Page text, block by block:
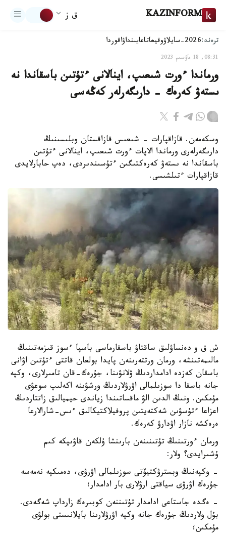
KAZINFORM ق ز
ترەند:2026-سايلاۋ وقيعاتاعايىنداۋاقوردا
08:31, 18 ماۋسىم 2023
ورماندا ءورت شىعىپ، اينالانى ءتۇتىن باسقاندا نە
ىستەۋ كەرەك - دارىگەرلەر كەڭەسى
وسكەمەن. قازاقپارات - شىعىس قازاقستان وبلىسىنىڭ
دارىگەرلەرى ورماندا الاپات ءورت شىعىپ، اينالانى ءتۇتىن
باسقاندا نە ىستەۋ كەرەكتىگىن ءتۇسىندىردى، دەپ حابارلايدى
قازاقپارات ءتىلشىسى.
ش ق و دەنساۋلىق ساقتاۋ باسقارماسى باسپا ءسوز قىزمەتىنىڭ
مالىمەتىنشە، ورمان ورتتەرىنەن پايدا بولعان قاتتى ءتۇتىن اۋانى
باسقان كەزدە ادامداردىڭ ۋلانۋىنا، جۇرەك-قان تامىرلارى، وكپە
جانە باسقا دا سوزىلمالى اۋرۋلاردىڭ ورشۋىنە اكەلىپ سوعۋى
مۇمكىن. ونىڭ الدىن الۋ ماقساتىندا زياندى حيميالىق زاتتاردىڭ
اعزاعا ءتۇسۋىن شەكتەيتىن پروفيلاكتيكالىق ءىس-شارالارعا
ەرەكشە نازار اۋدارۋ كەرەك.
ورمان ءورتىنىڭ تۇتىنىنەن بارىنشا ۇلكەن قاۋىپكە كىم
ۇشىرايدى؟ ولار:
- وكپەنىڭ وبسترۋكتيۆتى سوزىلمالى اۋرۋى، دەمىكپە نەمەسە
جۇرەك اۋرۋى سياقتى ارۋلارى بار ادامدار؛
- ەگدە جاستاعى ادامدار تۇتىننەن كوبىرەك زارداپ شەگەدى.
بۇل ولاردىڭ جۇرەك جانە وكپە اۋرۋلارىنا بايلانىستى بولۋى
مۇمكىن؛